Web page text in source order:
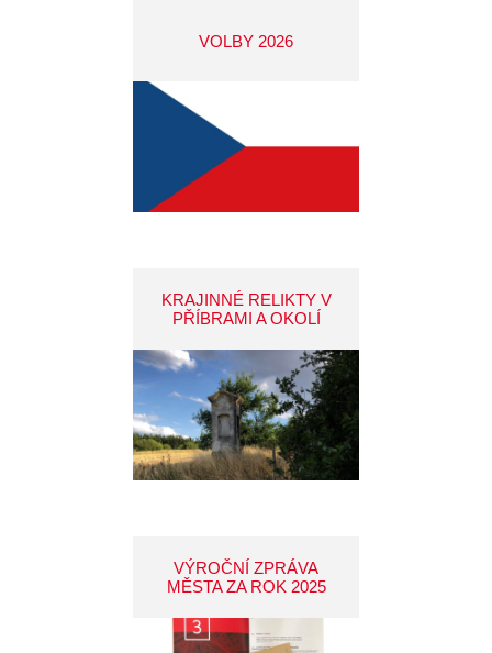
VOLBY 2026
KRAJINNÉ RELIKTY V
PŘÍBRAMI A OKOLÍ
VÝROČNÍ ZPRÁVA
MĚSTA ZA ROK 2025